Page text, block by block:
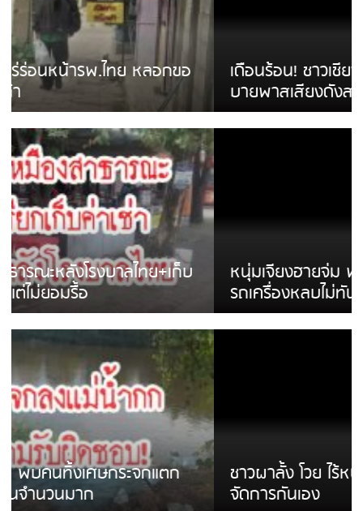
เดือนร้อน! ชาวเชียงรายบ่นรถ Isuzu สีขาวซิ่ง
บายพาสเสียงดังสร้างความรำคาญ
หนุ่มเจียงฮายจ่ม พบถังน้ำดื่มตกกลางถนน
รถเครื่องหลบไม่ทันล้มบาดเจ็บ
ชาวผาลั้ง โวย ไร้หน่วยงานดูแล ดินสไลด์ ต้อง
จัดการกันเอง